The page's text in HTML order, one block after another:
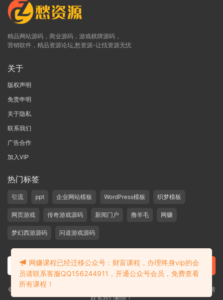
精品网站源码，商业源码，游戏棋牌源码，
营销软件，精品资源论坛,愁资源-让找资源无忧
关于
版权声明
免责申明
关于隐私
联系我们
广告合作
加入VIP
热门标签
引流 ppt 企业网站模板 WordPress模板 织梦模板
网页游戏 传奇游戏源码 新闻门户 撸羊毛 网赚
梦幻西游源码 问道游戏源码
©2019-2020 愁资源 站内大部分资源收集于网络，若侵犯了您的合法权益，请
联系我们删除！
网赚课程已经迁移公众号：财富课程，办理终身vip的会
员请联系客服QQ156244911，开通公众号会员，免费查看
所有课程！